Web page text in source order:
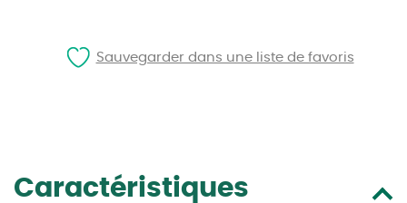
Caractéristiques
Sauvegarder dans une liste de favoris